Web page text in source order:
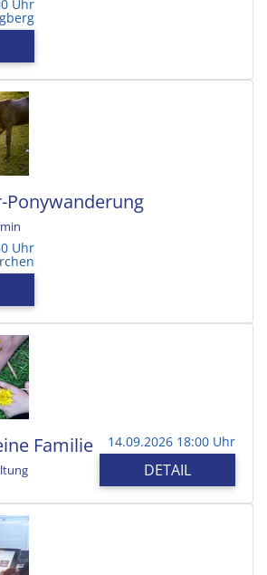
Uhr
Ponywanderung
Uhr
Familie 14.09.2026 18:00 Uhr
DETAIL